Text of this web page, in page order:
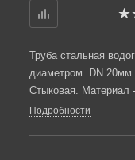
Труба стальная
диаметром DN 20мм
Стыковая. Материал
требованиям ГОСТ
Подробности